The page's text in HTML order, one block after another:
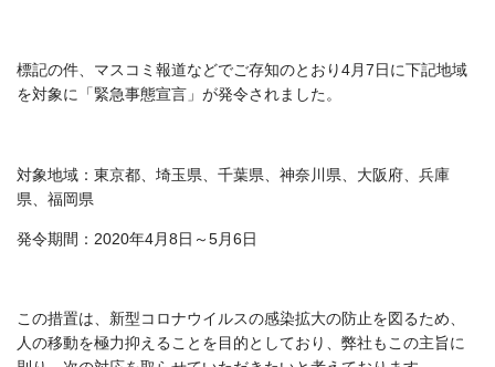
標記の件、マスコミ報道などでご存知のとおり4月7日に下記地域
を対象に「緊急事態宣言」が発令されました。
対象地域：東京都、埼玉県、千葉県、神奈川県、大阪府、兵庫
県、福岡県
発令期間： 2020年4月8日～5月6日
この措置は、新型コロナウイルスの感染拡大の防止を図るため、
人の移動を極力抑えることを目的としており、弊社もこの主旨に